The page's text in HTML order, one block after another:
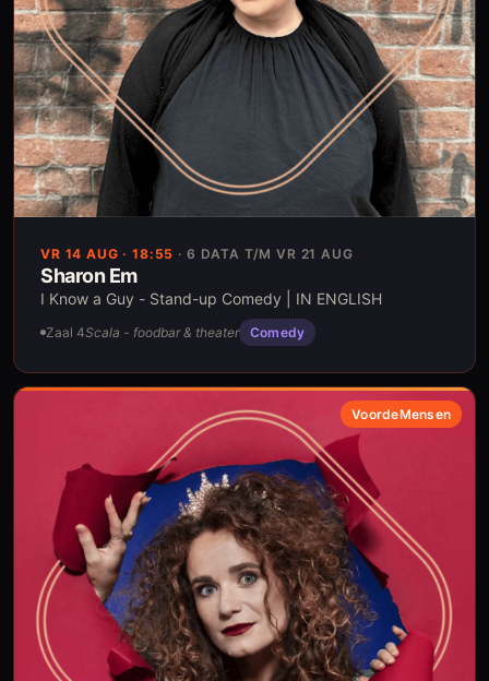
VR 14 AUG · 18:55 · 6 DATA T/M VR 21 AUG
Sharon Em
I Know a Guy - Stand-up Comedy | IN ENGLISH
Zaal 4Scala - foodbar & theater Comedy
VoordeMensen